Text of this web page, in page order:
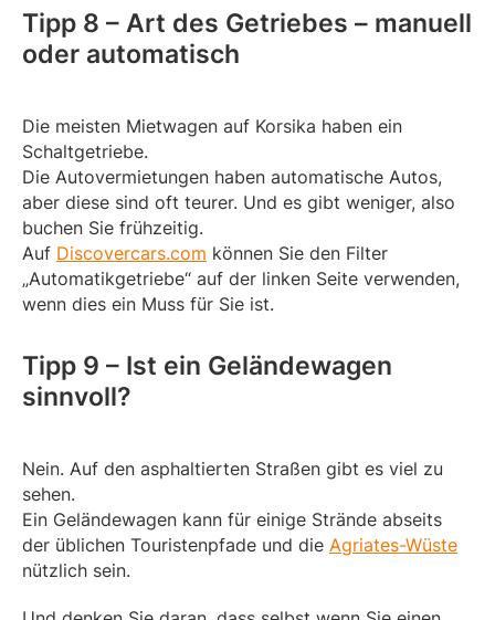
Tipp 8 – Art des Getriebes – manuell
oder automatisch
Die meisten Mietwagen auf Korsika haben ein
Schaltgetriebe.
Die Autovermietungen haben automatische Autos,
aber diese sind oft teurer. Und es gibt weniger, also
buchen Sie frühzeitig.
Auf Discovercars.com können Sie den Filter
„Automatikgetriebe“ auf der linken Seite verwenden,
wenn dies ein Muss für Sie ist.
Tipp 9 – Ist ein Geländewagen
sinnvoll?
Nein. Auf den asphaltierten Straßen gibt es viel zu
sehen.
Ein Geländewagen kann für einige Strände abseits
der üblichen Touristenpfade und die Agriates-Wüste
nützlich sein.